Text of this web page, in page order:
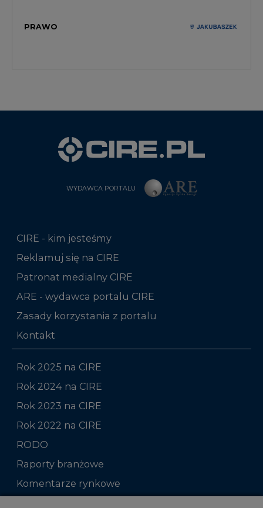
PRAWO
WYDAWCA PORTALU
CIRE - kim jesteśmy
Reklamuj się na CIRE
Patronat medialny CIRE
ARE - wydawca portalu CIRE
Zasady korzystania z portalu
Kontakt
Rok 2025 na CIRE
Rok 2024 na CIRE
Rok 2023 na CIRE
Rok 2022 na CIRE
RODO
Raporty branżowe
Komentarze rynkowe